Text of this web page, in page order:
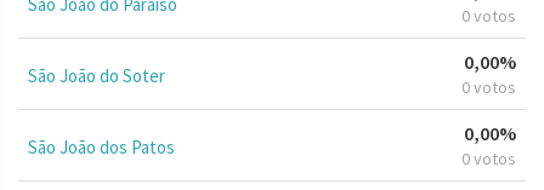
0 votos
São João do Soter
0,00%
0 votos
São João dos Patos
0,00%
0 votos